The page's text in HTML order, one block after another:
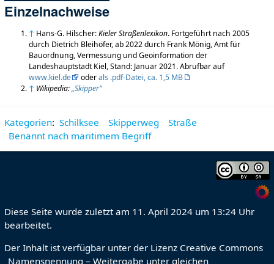
Einzelnachweise
↑ Hans-G. Hilscher:Kieler Straßenlexikon. Fortgeführt nach 2005
durch Dietrich Bleihöfer, ab 2022 durch Frank Mönig, Amt für
Bauordnung, Vermessung und Geoinformation der
Landeshauptstadt Kiel, Stand: Januar 2021. Abrufbar auf
www.kiel.de
oderals .pdf-Datei, ca. 1,5 MB
↑ Wikipedia:„Skipper“
Kategorien: Schilksee Skipperweg
Straße
Benannt nach maritimem Begriff
Diese Seite wurde zuletzt am 11. April 2024 um 13:24 Uhr
bearbeitet.
Der Inhalt ist verfügbar unter der Lizenz Creative Commons
„Namensnennung – Weitergabe unter gleichen